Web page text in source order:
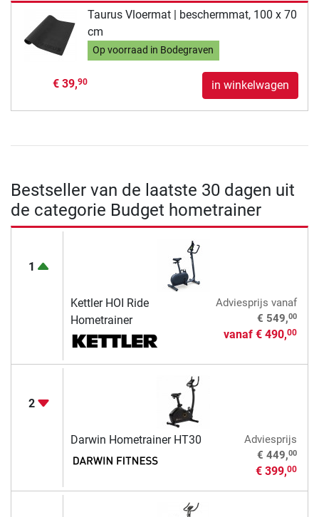
Taurus Vloermat | beschermmat, 100 x 70
cm
Op voorraad in Bodegraven
€ 39,90 in winkelwagen
Bestseller van de laatste 30 dagen uit
de categorie Budget hometrainer
1
Kettler HOI Ride
Hometrainer
Adviesprijs vanaf
€ 549,00
vanaf € 490,00
2
Darwin Hometrainer HT30
Adviesprijs
€ 449,00
€ 399,00